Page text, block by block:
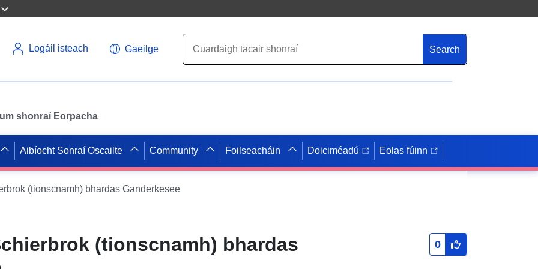
Logáil isteach Gaeilge Search
shonraí Eorpacha
Aibíocht Sonraí Oscailte Community Foilseacháin Doiciméadú Eolas fúinn
(tionscnamh) bhardas Ganderkesee
(tionscnamh) bhardas
0